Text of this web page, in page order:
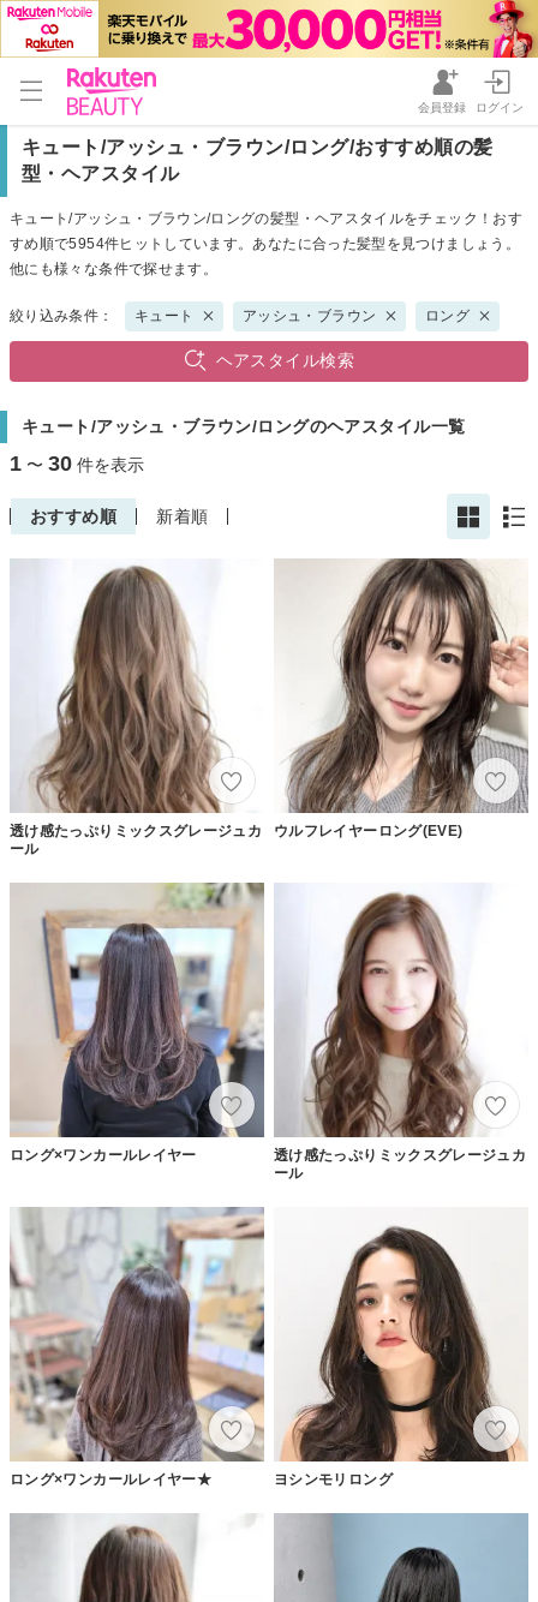
会員登録 ログイン
キュート/アッシュ・ブラウン/ロング/おすすめ順の髪
型・ヘアスタイル
キュート/アッシュ・ブラウン/ロングの髪型・ヘアスタイルをチェック！おす
すめ順で5954件ヒットしています。あなたに合った髪型を見つけましょう。
他にも様々な条件で探せます。
絞り込み条件： キュート アッシュ・ブラウン ロング
ヘアスタイル検索
キュート/アッシュ・ブラウン/ロングのヘアスタイル一覧
1 〜 30 件を表示
おすすめ順 新着順
透け感たっぷりミックスグレージュカ
ール
ウルフレイヤーロング(EVE)
ロング×ワンカールレイヤー
透け感たっぷりミックスグレージュカ
ール
ロング×ワンカールレイヤー★ ヨシンモリロング